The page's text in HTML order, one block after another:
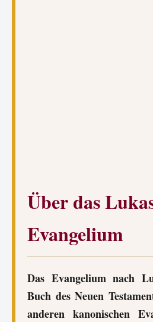
Über das
Evangelium
Das Evangelium nach
Buch des Neuen
anderen kanonischen